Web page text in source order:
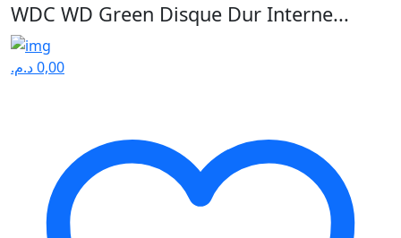
WDC WD Green Disque Dur Interne...
0,00د.م.